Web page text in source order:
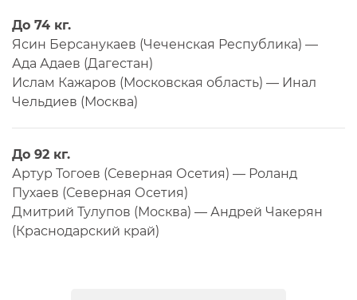
До 74 кг.
Ясин Берсанукаев (Чеченская Республика) —
Ада Адаев (Дагестан)
Ислам Кажаров (Московская область) — Инал
Чельдиев (Москва)
До 92 кг.
Артур Тогоев (Северная Осетия) — Роланд
Пухаев (Северная Осетия)
Дмитрий Тулупов (Москва) — Андрей Чакерян
(Краснодарский край)